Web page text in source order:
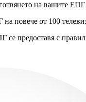
на вашите
повече от 100
се предоставя с